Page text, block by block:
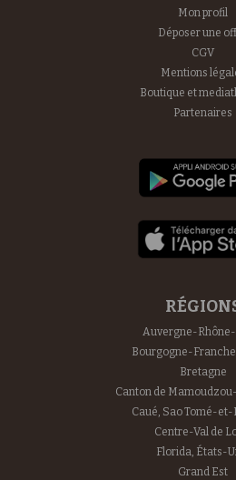
Mon profil
Déposer une
CGV
Mentions
Boutique et
Partenaires
Auvergne-
Bourgogne-
Bretagne
Canton de
Caué, Sao Tomé-et-
Centre-Val de
Florida, États-
Grand Est